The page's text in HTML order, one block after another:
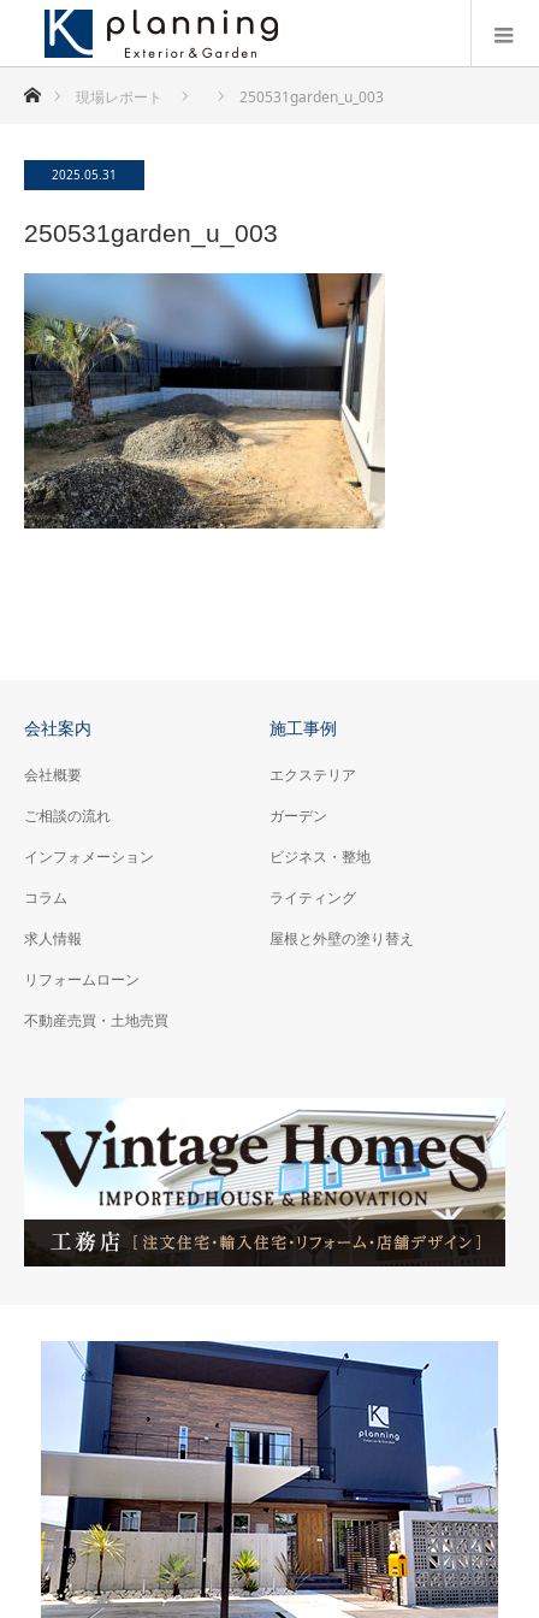
ホーム現場レポート 250531garden_u_003
2025.05.31
250531garden_u_003
会社案内
会社概要
ご相談の流れ
インフォメーション
コラム
求人情報
リフォームローン
不動産売買・土地売買
施工事例
エクステリア
ガーデン
ビジネス・整地
ライティング
屋根と外壁の塗り替え